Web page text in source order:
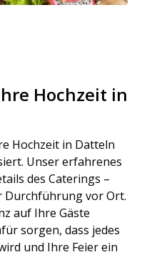
Hochzeit in
Hochzeit in Datteln
Unser erfahrenes
des Caterings –
Durchführung vor Ort.
auf Ihre Gäste
sorgen, dass jedes
und Ihre Feier ein